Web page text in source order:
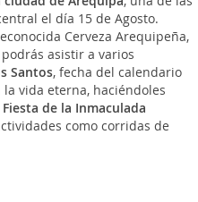
el día 15 de Agosto.
Cerveza Arequipeña,
asistir a varios
Santos, fecha del calendario
vida eterna, haciéndoles
Fiesta de la Inmaculada
como corridas de